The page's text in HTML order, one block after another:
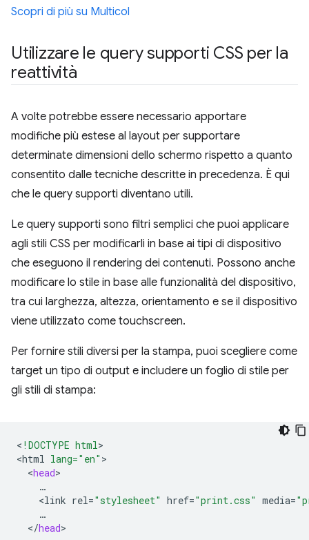
Scopri di più su Multicol
Utilizzare le query supporti CSS per la
reattività
A volte potrebbe essere necessario apportare
modifiche più estese al layout per supportare
determinate dimensioni dello schermo rispetto a quanto
consentito dalle tecniche descritte in precedenza. È qui
che le query supporti diventano utili.
Le query supporti sono filtri semplici che puoi applicare
agli stili CSS per modificarli in base ai tipi di dispositivo
che eseguono il rendering dei contenuti. Possono anche
modificare lo stile in base alle funzionalità del dispositivo,
tra cui larghezza, altezza, orientamento e se il dispositivo
viene utilizzato come touchscreen.
Per fornire stili diversi per la stampa, puoi scegliere come
target un tipo di output e includere un foglio di stile per
gli stili di stampa:
< !DOCTYPE html>
<html lang="en"
<head
<link rel="stylesheet" href="print.css" media=
</head